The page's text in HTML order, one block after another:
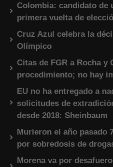
Colombia: candidato de
primera vuelta de
Cruz Azul celebra la
Olímpico
Citas de FGR a Rocha y
procedimiento; no hay
EU no ha entregado a
solicitudes de
desde 2018: Sheinbaum
Murieron el año pasado
por sobredosis de
Morena va por